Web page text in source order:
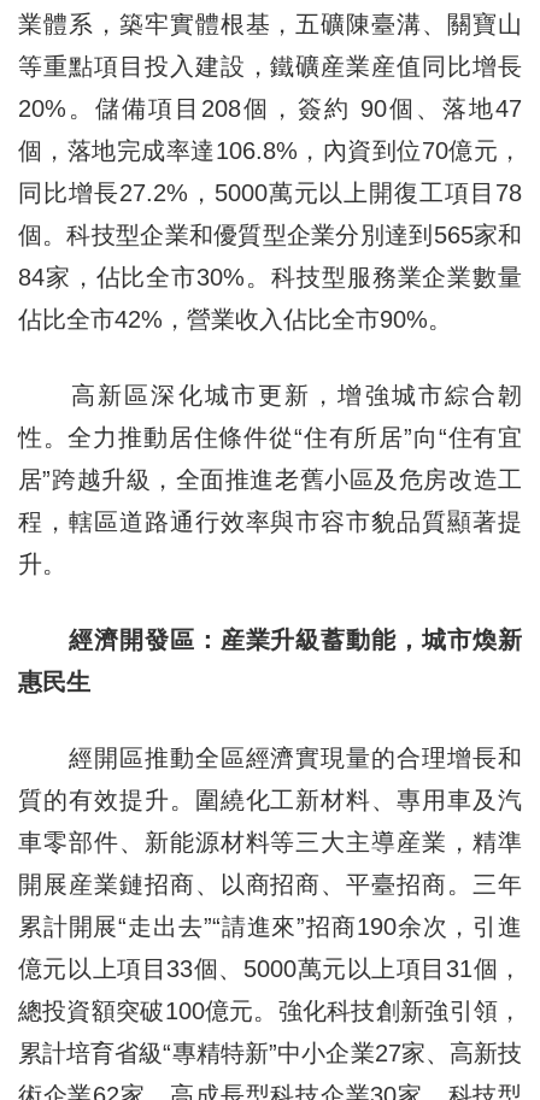
業體系，築牢實體根基，五礦陳臺溝、關寶山
等重點項目投入建設，鐵礦産業産值同比增長
20%。儲備項目208個，簽約 90個、落地47
個，落地完成率達106.8%，內資到位70億元，
同比增長27.2%，5000萬元以上開復工項目78
個。科技型企業和優質型企業分別達到565家和
84家，佔比全市30%。科技型服務業企業數量
佔比全市42%，營業收入佔比全市90%。
高新區深化城市更新，增強城市綜合韌
性。全力推動居住條件從“住有所居”向“住有宜
居”跨越升級，全面推進老舊小區及危房改造工
程，轄區道路通行效率與市容市貌品質顯著提
升。
經濟開發區：産業升級蓄動能，城市煥新
惠民生
經開區推動全區經濟實現量的合理增長和
質的有效提升。圍繞化工新材料、專用車及汽
車零部件、新能源材料等三大主導産業，精準
開展産業鏈招商、以商招商、平臺招商。三年
累計開展“走出去”“請進來”招商190余次，引進
億元以上項目33個、5000萬元以上項目31個，
總投資額突破100億元。強化科技創新強引領，
累計培育省級“專精特新”中小企業27家、高新技